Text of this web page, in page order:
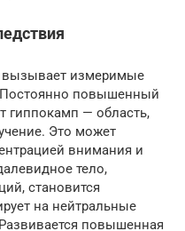
вызывает измеримые
Постоянно повышенный
гиппокамп — область,
Это может
внимания и
тело,
становится
на нейтральные
повышенная